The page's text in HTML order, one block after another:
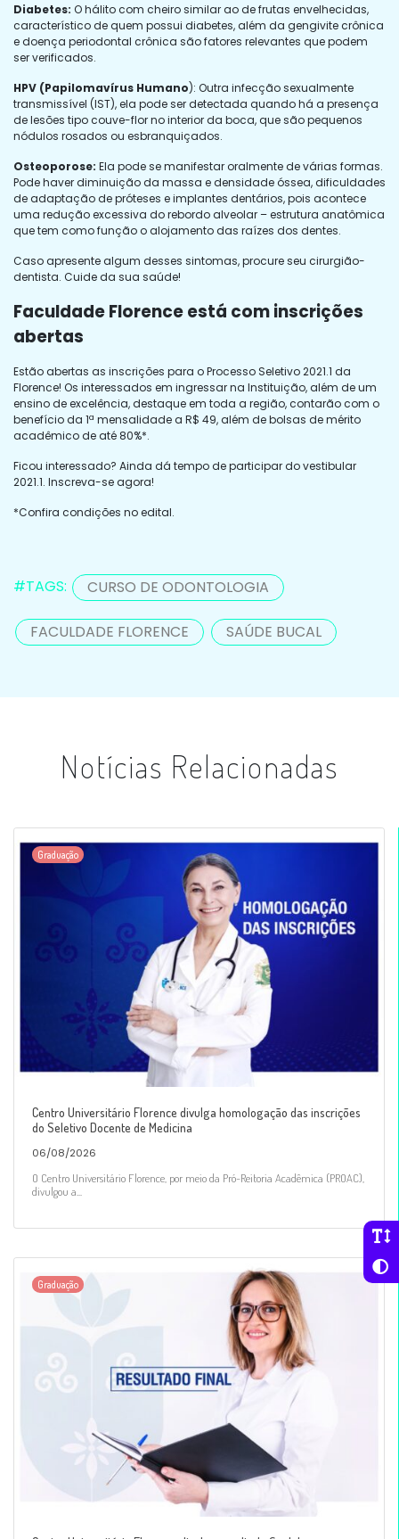
Diabetes: O hálito com cheiro similar ao de frutas envelhecidas,
característico de quem possui diabetes, além da gengivite crônica
e doença periodontal crônica são fatores relevantes que podem
ser verificados.
HPV (Papilomavírus Humano): Outra infecção sexualmente
transmissível (IST), ela pode ser detectada quando há a presença
de lesões tipo couve-flor no interior da boca, que são pequenos
nódulos rosados ou esbranquiçados.
Osteoporose: Ela pode se manifestar oralmente de várias formas.
Pode haver diminuição da massa e densidade óssea, dificuldades
de adaptação de próteses e implantes dentários, pois acontece
uma redução excessiva do rebordo alveolar – estrutura anatômica
que tem como função o alojamento das raízes dos dentes.
Caso apresente algum desses sintomas, procure seu cirurgião-
dentista. Cuide da sua saúde!
Faculdade Florence está com inscrições
abertas
Estão abertas as inscrições para o Processo Seletivo 2021.1 da
Florence! Os interessados em ingressar na Instituição, além de um
ensino de excelência, destaque em toda a região, contarão com o
benefício da 1ª mensalidade a R$ 49, além de bolsas de mérito
acadêmico de até 80%*.
Ficou interessado? Ainda dá tempo de participar do vestibular
2021.1. Inscreva-se agora!
*Confira condições no edital.
#TAGS: CURSO DE ODONTOLOGIA
FACULDADE FLORENCE SAÚDE BUCAL
Notícias Relacionadas
Graduação
Centro Universitário Florence divulga homologação das inscrições
do Seletivo Docente de Medicina
06/08/2026
O Centro Universitário Florence, por meio da Pró-Reitoria Acadêmica (PROAC),
divulgou a...
Graduação